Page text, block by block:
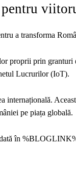
a transforma
proprii prin
Lucrurilor (IoT).
internațională.
pe piața globală.
în